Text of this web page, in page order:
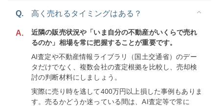
Q. 高く売れるタイミングはある？
A.
近隣の販売状況や「いま自分の不動産がいくらで売れ
るのか」相場を常に把握することが重要です。
AI査定や不動産情報ライブラリ（国土交通省）のデー
タだけでなく、複数会社の査定根拠を比較し、売却検
討の判断材料にしましょう。
実際に売り時を逃して400万円以上損した事例もありま
す。売るかどうか迷っている間は、AI査定等で常に